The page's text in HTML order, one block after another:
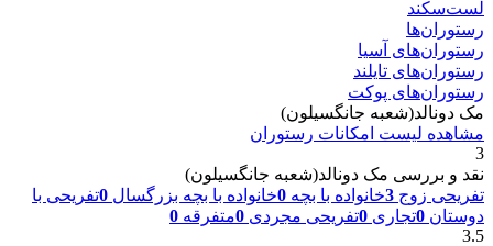
لست‌سکند
رستوران‌ها
رستوران‌های آسیا
رستوران‌های تایلند
رستوران‌های پوکت
مک دونالد(شعبه جانگسیلون)
مشاهده لیست امکانات رستوران
3
نقد و بررسی مک دونالد(شعبه جانگسیلون)
تفریحی زوج 3خانواده با بچه 0خانواده با بچه بزرگسال 0تفریحی با
دوستان 0تجاری 0تفریحی مجردی 0متفرقه 0
3.5